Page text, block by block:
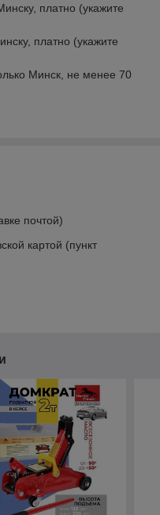
платно (укажите
платно (укажите
Минск, не менее 70
почтой)
картой (пункт